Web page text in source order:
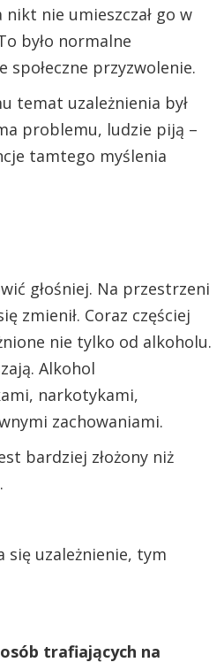
nikt nie umieszczał go w
było normalne
społeczne przyzwolenie.
temat uzależnienia był
problemu, ludzie piją –
tamtego myślenia
głośniej. Na przestrzeni
zmienił. Coraz częściej
nie tylko od alkoholu.
Alkohol
narkotykami,
zachowaniami.
bardziej złożony niż
się uzależnienie, tym
trafiających na